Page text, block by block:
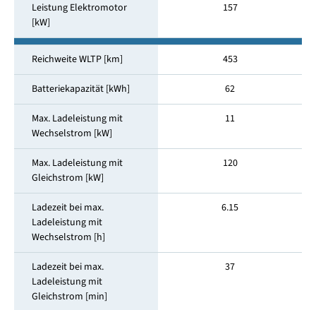
Leistung Elektromotor
[kW]
157
Reichweite WLTP [km] 453
Batteriekapazität [kWh] 62
Max. Ladeleistung mit
Wechselstrom [kW]
11
Max. Ladeleistung mit
Gleichstrom [kW]
120
Ladezeit bei max.
Ladeleistung mit
Wechselstrom [h]
6.15
Ladezeit bei max.
Ladeleistung mit
Gleichstrom [min]
37